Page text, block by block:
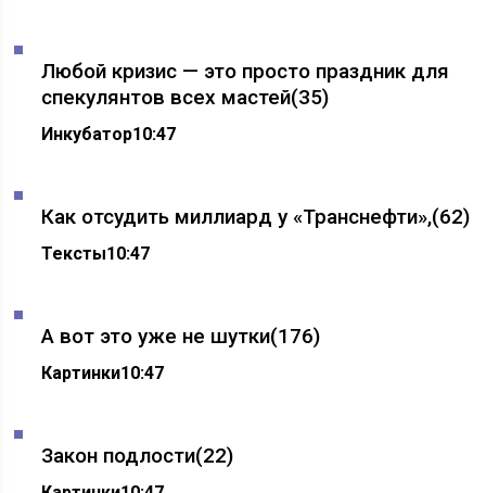
Любой кризис — это просто праздник для
спекулянтов всех мастей(35)
Инкубатор10:47
Как отсудить миллиард у «Транснефти»,(62)
Тексты10:47
А вот это уже не шутки(176)
Картинки10:47
Закон подлости(22)